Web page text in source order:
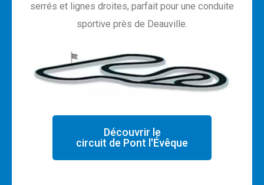
serrés et lignes droites, parfait pour une conduite
sportive près de Deauville.
Découvrir le
circuit de Pont l'Évêque